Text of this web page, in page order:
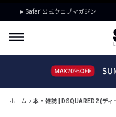
Safari公式ウェブマガジン
ホーム 本・雑誌 | DSQUARED2 (ディ